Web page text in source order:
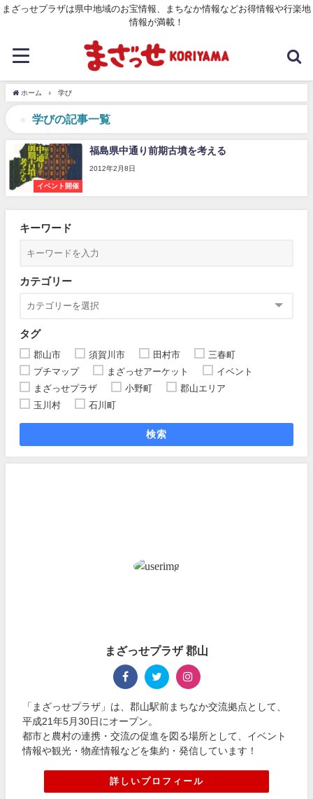
まざっせプラザは県中地域のお宝情報、まちなか情報などお得情報や行楽地
情報が満載！
ホーム 学び
学びの記事一覧
イベント開催
福島県中通り前期古墳を考える
2012年2月8日
キーワード
カテゴリー
タグ
郡山市 須賀川市 田村市
三春町
プチマップ
まざっせアーケット
イベント
まざっせプラザ
小野町
郡山エリア
玉川村
石川町
検索
まざっせプラザ 郡山
「まざっせプラザ」は、郡山駅前まちなか交流拠点として、
平成21年5月30日にオープン。
都市と農村の連携・交流の促進を図る場所として、イベント
情報や観光・物産情報などを集約・発信しています！
詳しいプロフィール